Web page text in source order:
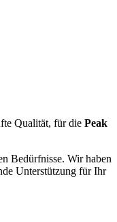
Qualität, für die Peak
Bedürfnisse. Wir haben
Unterstützung für Ihr